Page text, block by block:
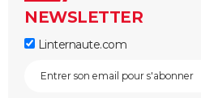
NEWSLETTER
Linternaute.com